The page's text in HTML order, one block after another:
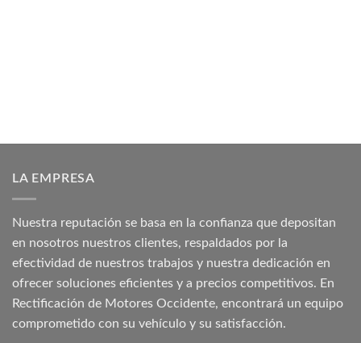
LA EMPRESA
Nuestra reputación se basa en la confianza que depositan
en nosotros nuestros clientes, respaldados por la
efectividad de nuestros trabajos y nuestra dedicación en
ofrecer soluciones eficientes y a precios competitivos. En
Rectificación de Motores Occidente, encontrará un equipo
comprometido con su vehículo y su satisfacción.